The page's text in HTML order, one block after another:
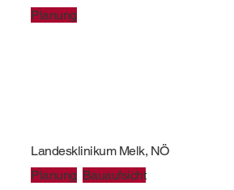
Planung
Landesklinikum Melk, NÖ
Planung Bauaufsicht